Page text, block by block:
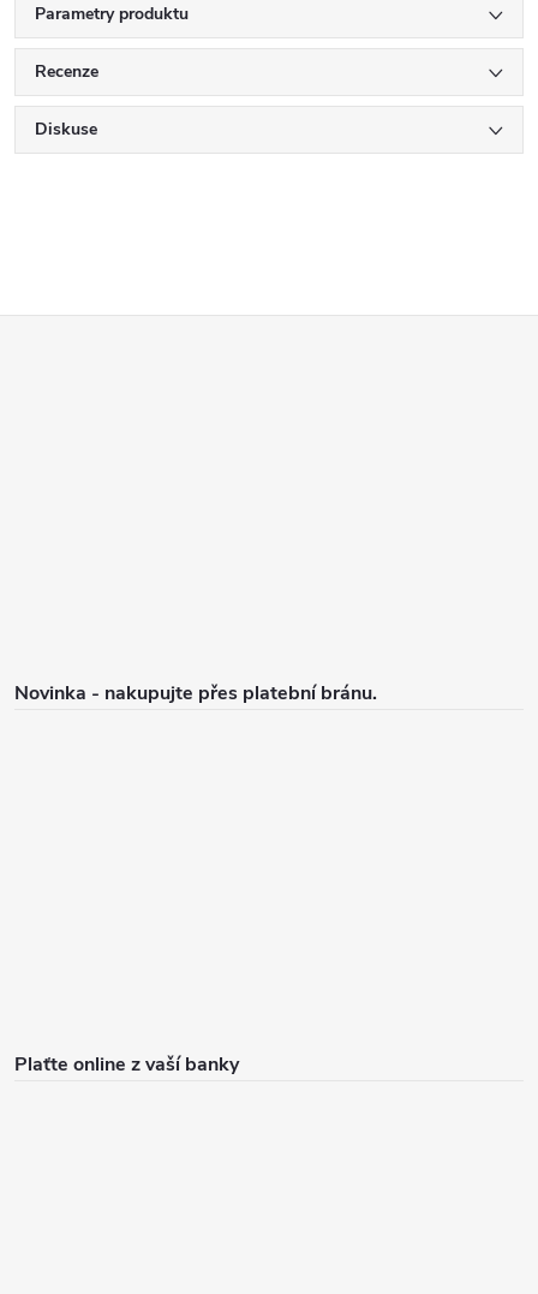
Parametry produktu
Recenze
Diskuse
Novinka - nakupujte přes platební bránu.
Plaťte online z vaší banky